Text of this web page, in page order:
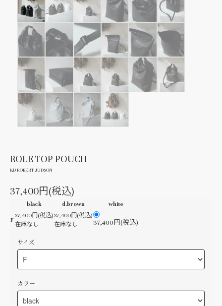
ROLE TOP POUCH
ED ROBERT JUDSON
37,400円(税込)
black d.brown white
F
37,400円(税込)
在庫なし
37,400円(税込)
在庫なし
37,400円(税込)
サイズ
カラー